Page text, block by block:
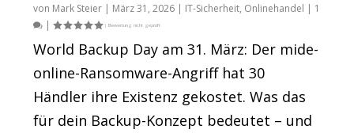
von Mark Steier | März 31, 2026 | IT-Sicherheit, Onlinehandel | 1
|
World Backup Day am 31. März: Der mide-
online-Ransomware-Angriff hat 30
Händler ihre Existenz gekostet. Was das
für dein Backup-Konzept bedeutet – und